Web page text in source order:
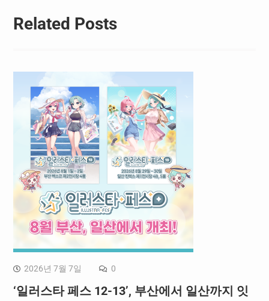
Related Posts
2026년 7월 7일 0
‘일러스타 페스 12-13’, 부산에서 일산까지 잇